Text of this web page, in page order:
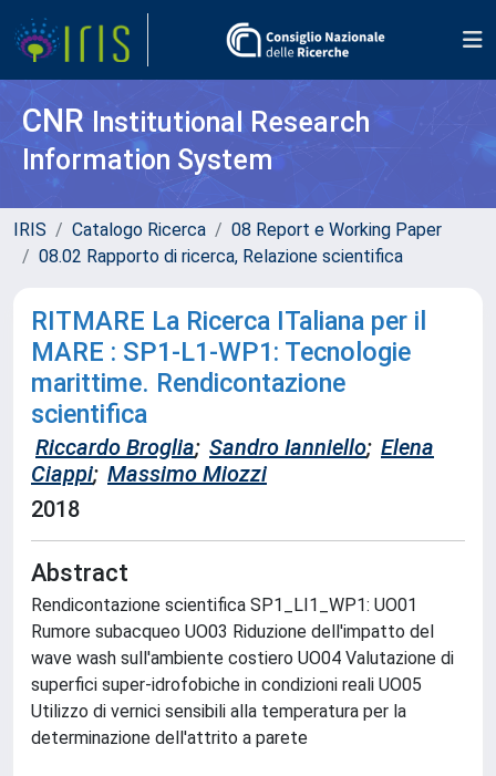
CNR Institutional Research
Information System
IRIS Catalogo Ricerca
08 Report e Working Paper
08.02 Rapporto di ricerca, Relazione scientifica
RITMARE La Ricerca ITaliana per il
MARE : SP1-L1-WP1: Tecnologie
marittime. Rendicontazione
scientifica
Riccardo Broglia; Sandro Ianniello; Elena
Ciappi; Massimo Miozzi
2018
Abstract
Rendicontazione scientifica SP1_LI1_WP1: UO01
Rumore subacqueo UO03 Riduzione dell'impatto del
wave wash sull'ambiente costiero UO04 Valutazione di
superfici super-idrofobiche in condizioni reali UO05
Utilizzo di vernici sensibili alla temperatura per la
determinazione dell'attrito a parete